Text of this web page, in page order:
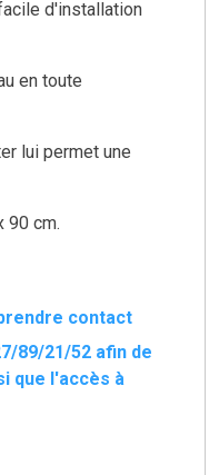
d'installation
en toute
lui permet une
90 cm.
contact
89/21/52 afin de
que l'accès à